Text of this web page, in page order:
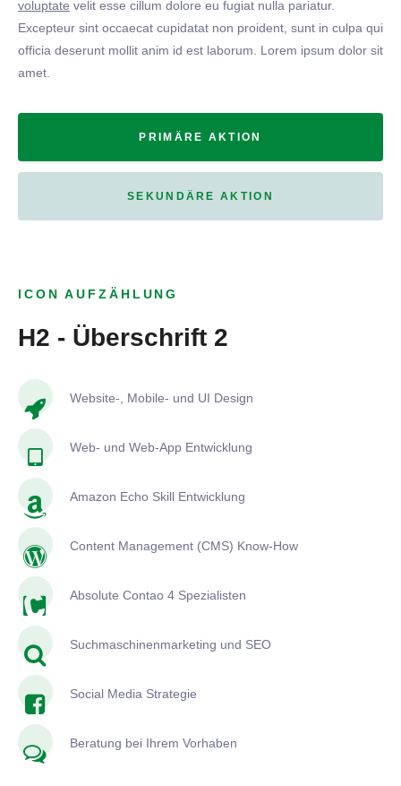
voluptate velit esse cillum dolore eu fugiat nulla pariatur.
Excepteur sint occaecat cupidatat non proident, sunt in culpa qui
officia deserunt mollit anim id est laborum. Lorem ipsum dolor sit
amet.
PRIMÄRE AKTION
SEKUNDÄRE AKTION
ICON AUFZÄHLUNG
H2 - Überschrift 2
Website-, Mobile- und UI Design
Web- und Web-App Entwicklung
Amazon Echo Skill Entwicklung
Content Management (CMS) Know-How
Absolute Contao 4 Spezialisten
Suchmaschinenmarketing und SEO
Social Media Strategie
Beratung bei Ihrem Vorhaben